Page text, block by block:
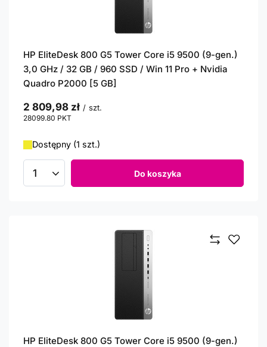
HP EliteDesk 800 G5 Tower Core i5 9500 (9-gen.)
3,0 GHz / 32 GB / 960 SSD / Win 11 Pro + Nvidia
Quadro P2000 [5 GB]
2 809,98 zł / szt.
28099.80 PKT
Dostępny (1 szt.)
Ilość produktów Do koszyka
HP EliteDesk 800 G5 Tower Core i5 9500 (9-gen.)